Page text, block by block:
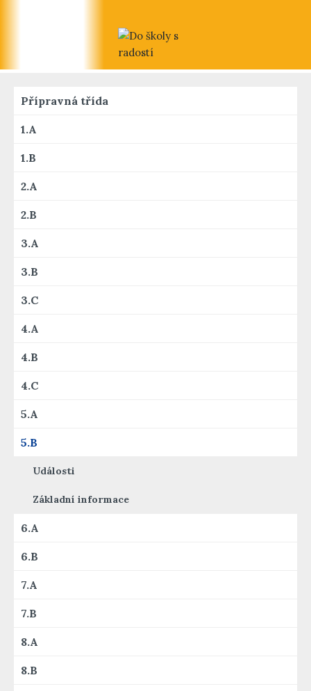
Přípravná třída
1.A
1.B
2.A
2.B
3.A
3.B
3.C
4.A
4.B
4.C
5.A
5.B
Události
Základní informace
6.A
6.B
7.A
7.B
8.A
8.B